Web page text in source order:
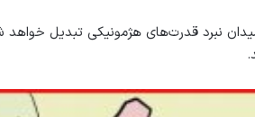
میدان نبرد قدرت‌های هژمونیکی تبدیل